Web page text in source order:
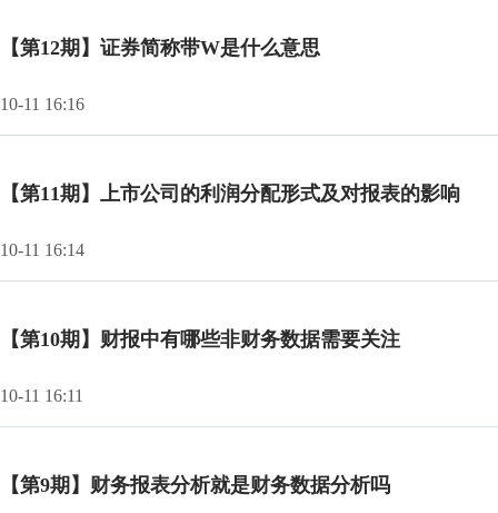
【第12期】证券简称带W是什么意思
10-11 16:16
【第11期】上市公司的利润分配形式及对报表的影响
10-11 16:14
【第10期】财报中有哪些非财务数据需要关注
10-11 16:11
【第9期】财务报表分析就是财务数据分析吗